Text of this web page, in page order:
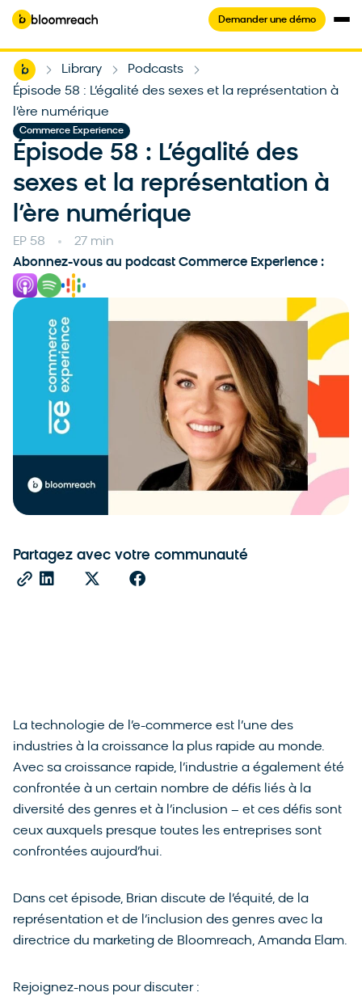
Demander une démo
Home Library Podcasts
Épisode 58 : L’égalité des sexes et la représentation à
l’ère numérique
Commerce Experience
Épisode 58 : L’égalité des
sexes et la représentation à
l’ère numérique
EP 58
27 min
Abonnez-vous au podcast Commerce Experience :
La technologie de l’e-commerce est l’une des
industries à la croissance la plus rapide au monde.
Avec sa croissance rapide, l’industrie a également été
confrontée à un certain nombre de défis liés à la
diversité des genres et à l’inclusion – et ces défis sont
ceux auxquels presque toutes les entreprises sont
confrontées aujourd’hui.
Dans cet épisode, Brian discute de l’équité, de la
représentation et de l’inclusion des genres avec la
directrice du marketing de Bloomreach, Amanda Elam.
Rejoignez-nous pour discuter :
Partagez avec votre communauté